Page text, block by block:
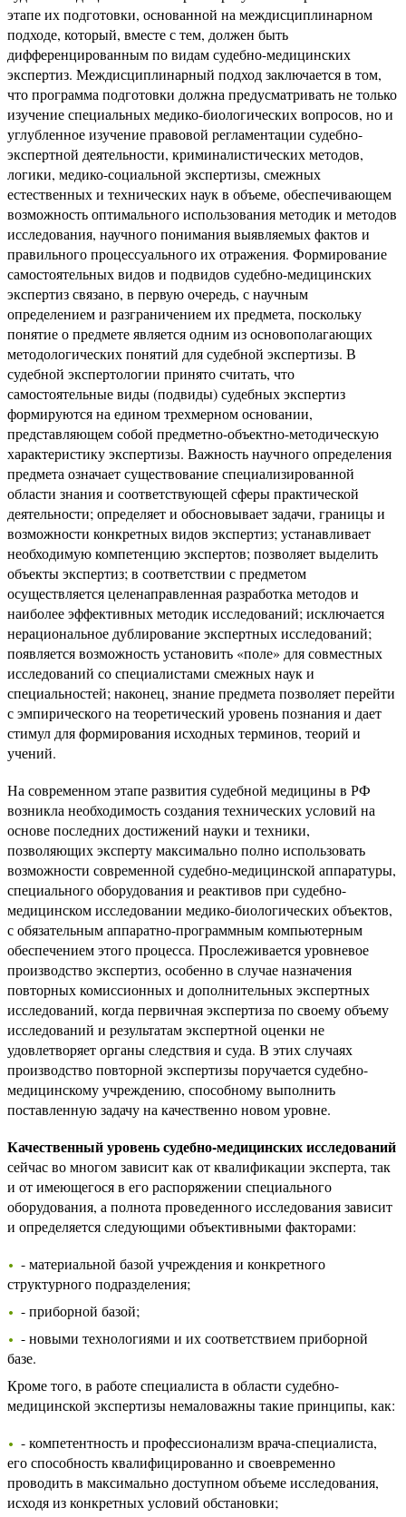
этапе их подготовки, основанной на междисциплинарном
подходе, который, вместе с тем, должен быть
дифференцированным по видам судебно-медицинских
экспертиз. Междисциплинарный подход заключается в том,
что программа подготовки должна предусматривать не только
изучение специальных медико-биологических вопросов, но и
углубленное изучение правовой регламентации судебно-
экспертной деятельности, криминалистических методов,
логики, медико-социальной экспертизы, смежных
естественных и технических наук в объеме, обеспечивающем
возможность оптимального использования методик и методов
исследования, научного понимания выявляемых фактов и
правильного процессуального их отражения. Формирование
самостоятельных видов и подвидов судебно-медицинских
экспертиз связано, в первую очередь, с научным
определением и разграничением их предмета, поскольку
понятие о предмете является одним из основополагающих
методологических понятий для судебной экспертизы. В
судебной экспертологии принято считать, что
самостоятельные виды (подвиды) судебных экспертиз
формируются на едином трехмерном основании,
представляющем собой предметно-объектно-методическую
характеристику экспертизы. Важность научного определения
предмета означает существование специализированной
области знания и соответствующей сферы практической
деятельности; определяет и обосновывает задачи, границы и
возможности конкретных видов экспертиз; устанавливает
необходимую компетенцию экспертов; позволяет выделить
объекты экспертиз; в соответствии с предметом
осуществляется целенаправленная разработка методов и
наиболее эффективных методик исследований; исключается
нерациональное дублирование экспертных исследований;
появляется возможность установить «поле» для совместных
исследований со специалистами смежных наук и
специальностей; наконец, знание предмета позволяет перейти
с эмпирического на теоретический уровень познания и дает
стимул для формирования исходных терминов, теорий и
учений.
На современном этапе развития судебной медицины в РФ
возникла необходимость создания технических условий на
основе последних достижений науки и техники,
позволяющих эксперту максимально полно использовать
возможности современной судебно-медицинской аппаратуры,
специального оборудования и реактивов при судебно-
медицинском исследовании медико-биологических объектов,
с обязательным аппаратно-программным компьютерным
обеспечением этого процесса. Прослеживается уровневое
производство экспертиз, особенно в случае назначения
повторных комиссионных и дополнительных экспертных
исследований, когда первичная экспертиза по своему объему
исследований и результатам экспертной оценки не
удовлетворяет органы следствия и суда. В этих случаях
производство повторной экспертизы поручается судебно-
медицинскому учреждению, способному выполнить
поставленную задачу на качественно новом уровне.
Качественный уровень судебно-медицинских исследований
сейчас во многом зависит как от квалификации эксперта, так
и от имеющегося в его распоряжении специального
оборудования, а полнота проведенного исследования зависит
и определяется следующими объективными факторами:
- материальной базой учреждения и конкретного
структурного подразделения;
- приборной базой;
- новыми технологиями и их соответствием приборной
базе.
Кроме того, в работе специалиста в области судебно-
медицинской экспертизы немаловажны такие принципы, как:
- компетентность и профессионализм врача-специалиста,
его способность квалифицированно и своевременно
проводить в максимально доступном объеме исследования,
исходя из конкретных условий обстановки;